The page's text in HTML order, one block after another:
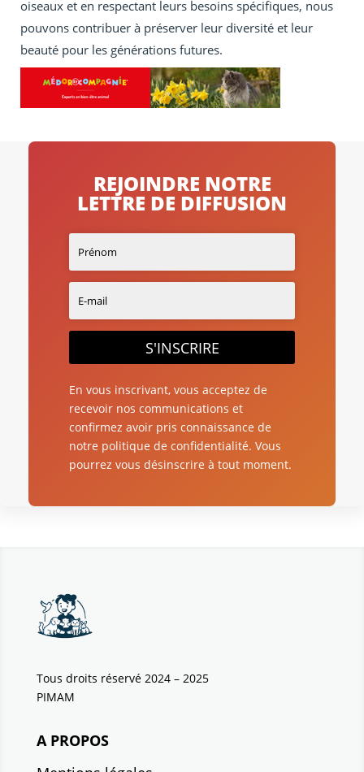
oiseaux et en respectant leurs besoins spécifiques, nous
pouvons contribuer à préserver leur diversité et leur
beauté pour les générations futures.
REJOINDRE NOTRE
LETTRE DE DIFFUSION
S'INSCRIRE
En vous inscrivant, vous acceptez de
recevoir nos communications et
confirmez avoir pris connaissance de
notre politique de confidentialité. Vous
pourrez vous désinscrire à tout moment.
Tous droits réservé 2024 – 2025
PIMAM
A PROPOS